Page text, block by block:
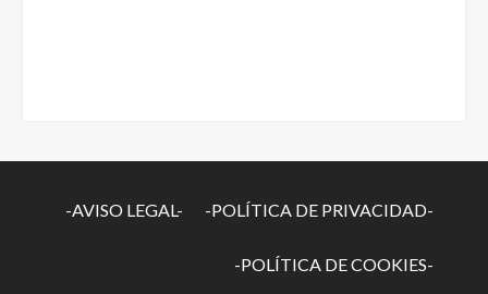
-AVISO LEGAL- -POLÍTICA DE PRIVACIDAD-
-POLÍTICA DE COOKIES-